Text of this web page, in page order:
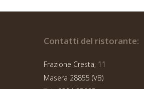
Contatti del ristorante:
Frazione Cresta, 11
Masera 28855 (VB)